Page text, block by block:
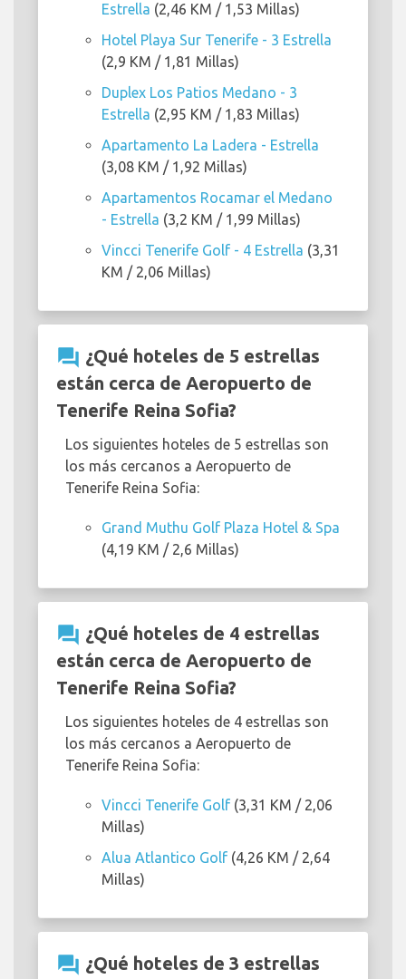
Estrella (2,46 KM / 1,53 Millas)
Hotel Playa Sur Tenerife - 3 Estrella
(2,9 KM / 1,81 Millas)
Duplex Los Patios Medano - 3
Estrella (2,95 KM / 1,83 Millas)
Apartamento La Ladera - Estrella
(3,08 KM / 1,92 Millas)
Apartamentos Rocamar el Medano
- Estrella (3,2 KM / 1,99 Millas)
Vincci Tenerife Golf - 4 Estrella (3,31
KM / 2,06 Millas)
question_answer ¿Qué hoteles de 5 estrellas
están cerca de Aeropuerto de
Tenerife Reina Sofia?
Los siguientes hoteles de 5 estrellas son
los más cercanos a Aeropuerto de
Tenerife Reina Sofia:
Grand Muthu Golf Plaza Hotel & Spa
(4,19 KM / 2,6 Millas)
question_answer ¿Qué hoteles de 4 estrellas
están cerca de Aeropuerto de
Tenerife Reina Sofia?
Los siguientes hoteles de 4 estrellas son
los más cercanos a Aeropuerto de
Tenerife Reina Sofia:
Vincci Tenerife Golf (3,31 KM / 2,06
Millas)
Alua Atlantico Golf (4,26 KM / 2,64
Millas)
question_answer ¿Qué hoteles de 3 estrellas